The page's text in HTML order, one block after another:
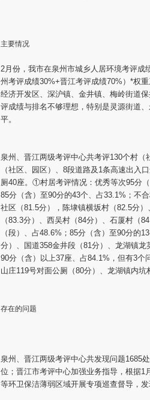
主要情况
2月份，我市在泉州市城乡人居环境考评成
州考评成绩30%+晋江考评成绩70%）*权
经济开发区、深沪镇、金井镇、梅岭街道
评成绩与排名不够理想，特别是灵源街道
平。
泉州、晋江两级考评中心共考评130个村
（社区、园区）、8段道路及1条高速出入
厕40座。①村居考评情况：优秀等次95分
85分（含）至90分的43个、占33.1%；不
社区（81.5分），陈埭镇横坂村（82.5分
（83.3分）、西吴村（84分）、石厦村（
（段）、占48.6%；85分（含）至90分的
分）、国道358金井段（81分）、龙湖镇
90分（含）以上37座、占84.1%，但有3
山庄119号对面公厕（80分）、龙湖镇内坑
存在的问题
泉州、晋江两级考评中心共发现问题1685
位；晋江市考评中心加强业务指导，根据
等环卫保洁薄弱区域开展专项巡查督导，